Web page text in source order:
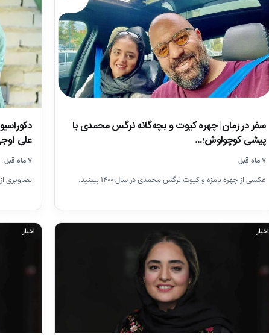
سفر در زمان| چهره کیوت و بچه‌گانه نرگس محمدی با
پیشی کوچولوش؛…
۷ ماه قبل
عکسی از چهره بامزه و کیوت نرگس محمدی در سال ۱۴۰۰ ببینید.
علی
۷ ماه قبل
تصاویری
اخبار اخبار